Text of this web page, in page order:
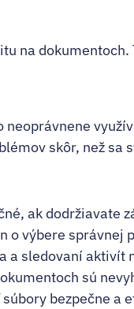
na dokumentoch.
skôr, než sa
ak dodržiavate
o výbere správnej
sledovaní aktivít
sú
bezpečne a